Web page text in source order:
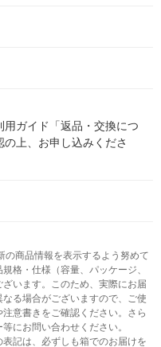
用ガイド「返品・交換につ
上、お申し込みくださ
の商品情報を表示するよう努めて
格・仕様（容量、パッケージ、
います。このため、実際にお届
る場合がございますので、ご使
意書きをご確認ください。さら
にお問い合わせください。
記は、必ずしも箱でのお届けを